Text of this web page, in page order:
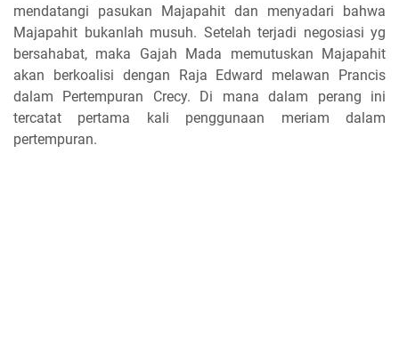
mendatangi pasukan Majapahit dan menyadari bahwa
Majapahit bukanlah musuh. Setelah terjadi negosiasi yg
bersahabat, maka Gajah Mada memutuskan Majapahit
akan berkoalisi dengan Raja Edward melawan Prancis
dalam Pertempuran Crecy. Di mana dalam perang ini
tercatat pertama kali penggunaan meriam dalam
pertempuran.